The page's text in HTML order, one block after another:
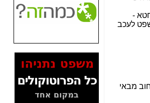
האם ביבי וקרא קבלו
בכלל תמורה עבור
המסמכים בנושא בזק-
Yes (תיק 4000)
מוכיחים "תפירת תיק"
לאיש הלא נכון! -כאן
עובדות ומסמכים